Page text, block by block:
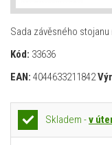
Sada závěsného
Kód: 33636
EAN: 4044633211842
Skladem -v